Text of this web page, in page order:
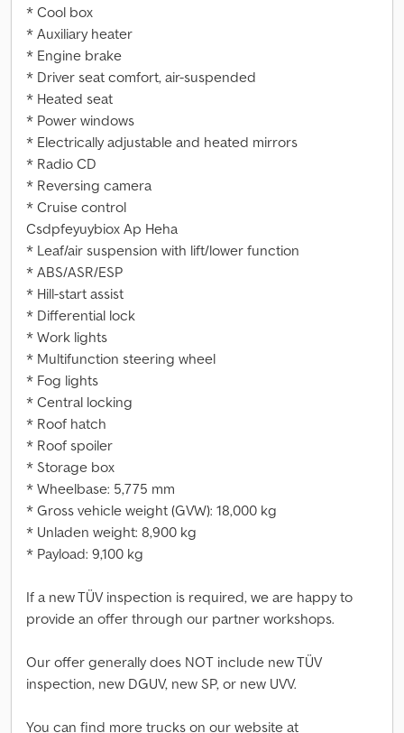
* Cool box
* Auxiliary heater
* Engine brake
* Driver seat comfort, air-suspended
* Heated seat
* Power windows
* Electrically adjustable and heated mirrors
* Radio CD
* Reversing camera
* Cruise control
Csdpfeyuybiox Ap Heha
* Leaf/air suspension with lift/lower function
* ABS/ASR/ESP
* Hill-start assist
* Differential lock
* Work lights
* Multifunction steering wheel
* Fog lights
* Central locking
* Roof hatch
* Roof spoiler
* Storage box
* Wheelbase: 5,775 mm
* Gross vehicle weight (GVW): 18,000 kg
* Unladen weight: 8,900 kg
* Payload: 9,100 kg
If a new TÜV inspection is required, we are happy to
provide an offer through our partner workshops.
Our offer generally does NOT include new TÜV
inspection, new DGUV, new SP, or new UVV.
You can find more trucks on our website at